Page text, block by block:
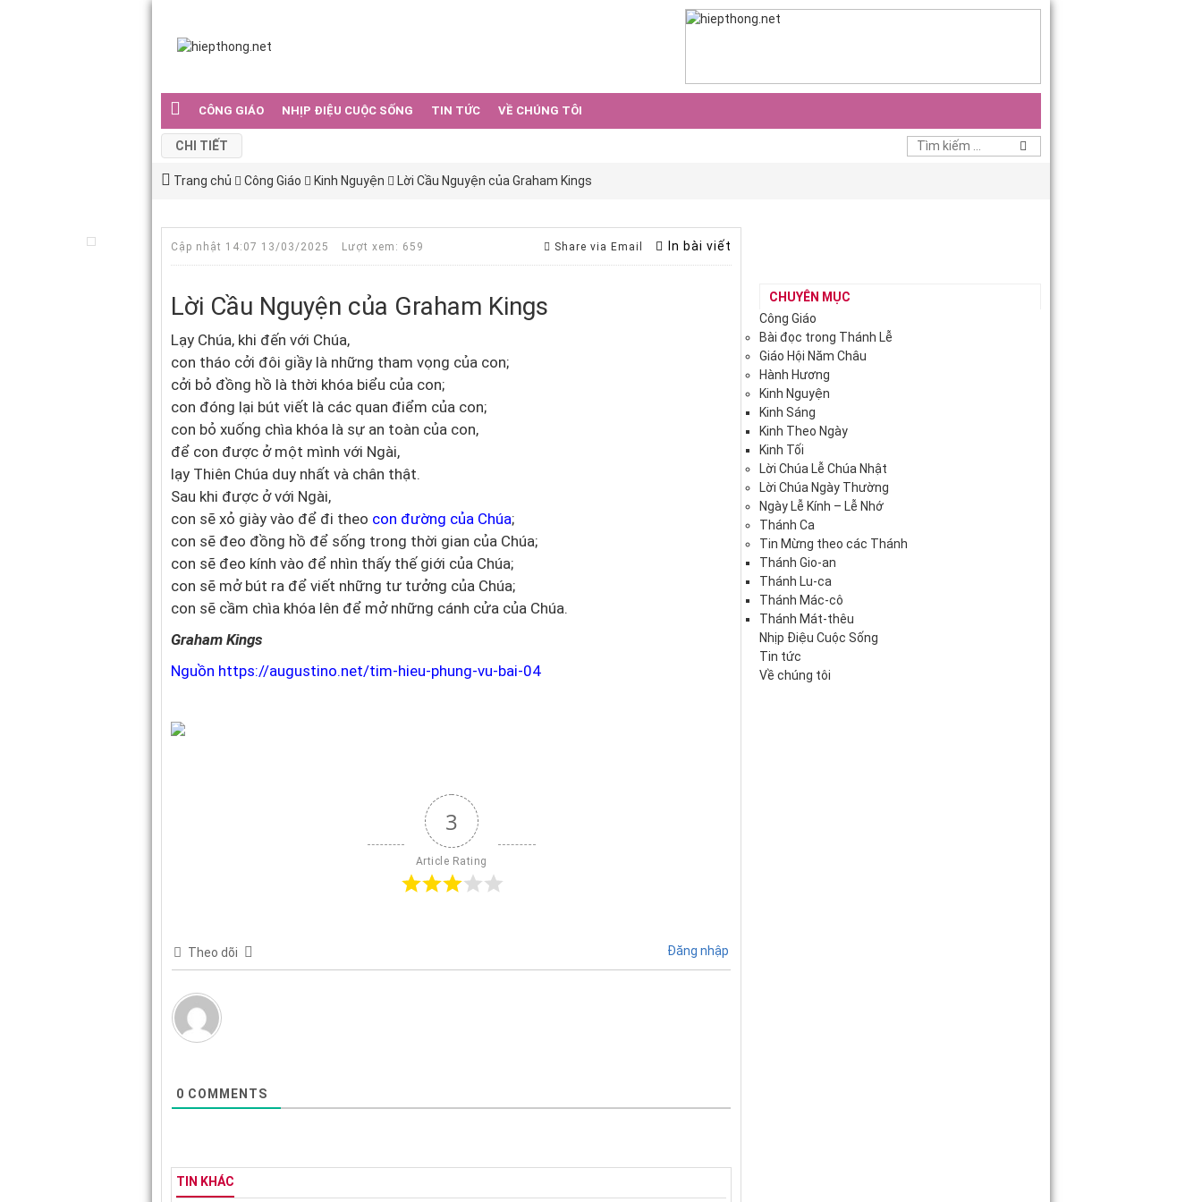
CÔNG GIÁO NHỊP ĐIỆU CUỘC SỐNG TIN TỨC VỀ CHÚNG TÔI
CHI TIẾT
Trang chủ Công Giáo Kinh Nguyện Lời Cầu Nguyện của Graham Kings
Cập nhật 14:07 13/03/2025 Lượt xem: 659 Share via Email In bài viết
Lời Cầu Nguyện của Graham Kings
Lạy Chúa, khi đến với Chúa,
con tháo cởi đôi giầy là những tham vọng của con;
cởi bỏ đồng hồ là thời khóa biểu của con;
con đóng lại bút viết là các quan điểm của con;
con bỏ xuống chìa khóa là sự an toàn của con,
để con được ở một mình với Ngài,
lạy Thiên Chúa duy nhất và chân thật.
Sau khi được ở với Ngài,
con sẽ xỏ giày vào để đi theo con đường của Chúa;
con sẽ đeo đồng hồ để sống trong thời gian của Chúa;
con sẽ đeo kính vào để nhìn thấy thế giới của Chúa;
con sẽ mở bút ra để viết những tư tưởng của Chúa;
con sẽ cầm chìa khóa lên để mở những cánh cửa của Chúa.
Graham Kings
Nguồn https://augustino.net/tim-hieu-phung-vu-bai-04
3
Article Rating
Theo dõi Đăng nhập
0 COMMENTS
TIN KHÁC
CHUYÊN MỤC
Công Giáo
Bài đọc trong Thánh Lễ
Giáo Hội Năm Châu
Hành Hương
Kinh Nguyện
Kinh Sáng
Kinh Theo Ngày
Kinh Tối
Lời Chúa Lễ Chúa Nhật
Lời Chúa Ngày Thường
Ngày Lễ Kính – Lễ Nhớ
Thánh Ca
Tin Mừng theo các Thánh
Thánh Gio-an
Thánh Lu-ca
Thánh Mác-cô
Thánh Mát-thêu
Nhịp Điệu Cuộc Sống
Tin tức
Về chúng tôi